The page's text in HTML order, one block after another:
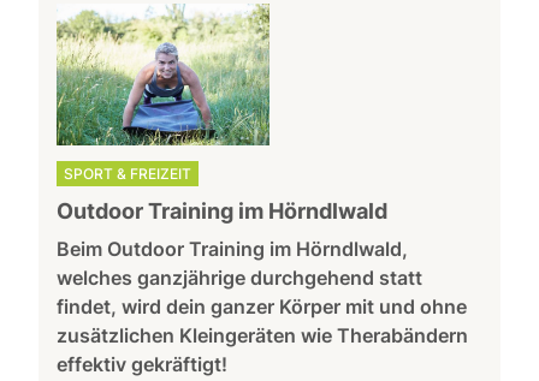
SPORT & FREIZEIT
Outdoor Training im Hörndlwald
Beim Outdoor Training im Hörndlwald,
welches ganzjährige durchgehend statt
findet, wird dein ganzer Körper mit und ohne
zusätzlichen Kleingeräten wie Therabändern
effektiv gekräftigt!